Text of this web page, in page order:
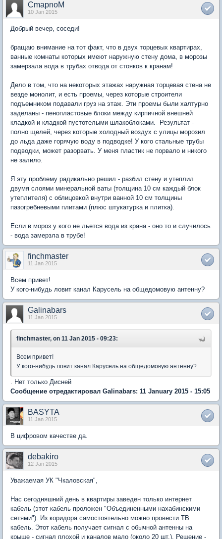
CmapnoM
10 Jan 2015
Добрый вечер, соседи!
бращаю внимание на тот факт, что в двух торцевых квартирах,
ванные комнаты которых имеют наружную стену дома, в морозы
замерзала вода в трубах отвода от стояков к кранам!
Дело в том, что на некоторых этажах наружная торцевая стена не
везде монолит, и есть проемы, через которые строители
подъемником подавали груз на этаж. Эти проемы были халтурно
заделаны - пенопластовые блоки между кирпичной внешней
кладкой и кладкой пустотелыми шлакоблоками. Результат -
полно щелей, через которые холодный воздух с улицы морозил
до льда даже горячую воду в подводке! У кого стальные трубы
подводки, может разорвать. У меня пластик не порвало и никого
не залило.
Я эту проблему радикально решил - разбил стену и утеплил
двумя слоями минеральной ваты (толщина 10 см каждый блок
утеплителя) с облицовкой внутри ванной 10 см толщины
пазогребневыми плитами (плюс штукатурка и плитка).
Если в мороз у кого не льется вода из крана - оно то и случилось
- вода замерзла в трубе!
finchmaster
11 Jan 2015
Всем привет!
У кого-нибудь ловит канал Карусель на общедомовую антенну?
Galinabars
11 Jan 2015
finchmaster, on 11 Jan 2015 - 09:23:
Всем привет!
У кого-нибудь ловит канал Карусель на общедомовую антенну?
. Нет только Дисней
Сообщение отредактировал Galinabars: 11 January 2015 - 15:05
BASYTA
11 Jan 2015
В цифровом качестве да.
debakiro
12 Jan 2015
Уважаемая УК "Чкаловская",
Нас сегодняшний день в квартиры заведен только интернет
кабель (этот кабель проложен "Объединенными нахабинскими
сетями"). Из коридора самостоятельно можно провести ТВ
кабель. Этот кабель получает сигнал с обычной антенны на
крыше - сигнал плохой и каналов мало (около 20 шт.). Решение -